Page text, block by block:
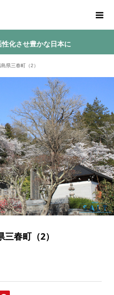
性化させ豊かな日本に
県三春町（2）
春町（2）